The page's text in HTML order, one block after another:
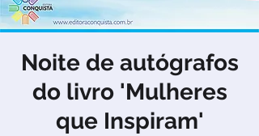
Noite de autógrafos
do livro 'Mulheres
que Inspiram'